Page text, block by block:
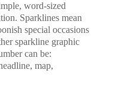
word-sized
Sparklines mean
special occasions
sparkline graphic
can be:
map,